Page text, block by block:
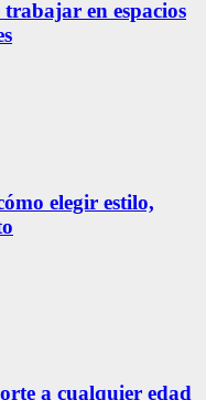
en espacios
elegir estilo,
a cualquier edad